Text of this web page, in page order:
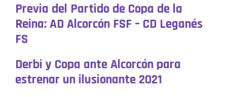
Previa del Partido de Copa de la
Reina: AD Alcorcón FSF – CD Leganés
FS
Derbi y Copa ante Alcorcón para
estrenar un ilusionante 2021